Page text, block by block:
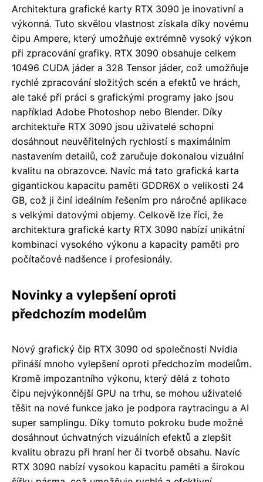
Architektura grafické karty RTX 3090 je inovativní a
výkonná. Tuto skvělou vlastnost získala díky novému
čipu Ampere, který umožňuje extrémně vysoký výkon
při zpracování grafiky. RTX 3090 obsahuje celkem
10496 CUDA jáder a 328 Tensor jáder, což umožňuje
rychlé zpracování složitých scén a efektů ve hrách,
ale také při práci s grafickými programy jako jsou
například Adobe Photoshop nebo Blender. Díky
architektuře RTX 3090 jsou uživatelé schopni
dosáhnout neuvěřitelných rychlostí s maximálním
nastavením detailů, což zaručuje dokonalou vizuální
kvalitu na obrazovce. Navíc má tato grafická karta
gigantickou kapacitu paměti GDDR6X o velikosti 24
GB, což ji činí ideálním řešením pro náročné aplikace
s velkými datovými objemy. Celkově lze říci, že
architektura grafické karty RTX 3090 nabízí unikátní
kombinaci vysokého výkonu a kapacity paměti pro
počítačové nadšence i profesionály.
Novinky a vylepšení oproti
předchozím modelům
Nový grafický čip RTX 3090 od společnosti Nvidia
přináší mnoho vylepšení oproti předchozím modelům.
Kromě impozantního výkonu, který dělá z tohoto
čipu nejvýkonnější GPU na trhu, se mohou uživatelé
těšit na nové funkce jako je podpora raytracingu a AI
super samplingu. Díky tomuto pokroku bude možné
dosáhnout úchvatných vizuálních efektů a zlepšit
kvalitu obrazu při hraní her či tvorbě obsahu. Navíc
RTX 3090 nabízí vysokou kapacitu paměti a širokou